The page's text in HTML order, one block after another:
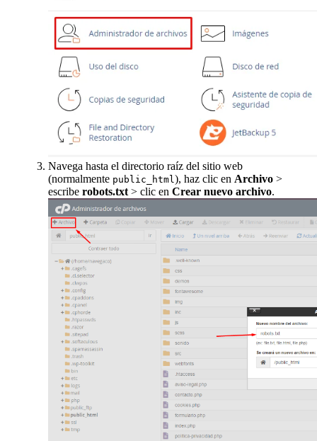
Navega hasta el directorio raíz del sitio web
(normalmente public_html), haz clic en Archivo >
escribe robots.txt > clic en Crear nuevo archivo.